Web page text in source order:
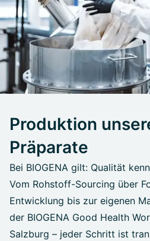
Produktion
Präparate
Bei BIOGENA gilt: Qualität
Vom Rohstoff-Sourcing über
Entwicklung bis zur eigenen
der BIOGENA Good Health
Salzburg – jeder Schritt ist